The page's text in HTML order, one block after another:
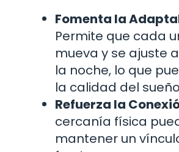
Fomenta la
Permite que cada
mueva y se ajuste
la noche, lo que
la calidad del
Refuerza la
cercanía física
mantener un